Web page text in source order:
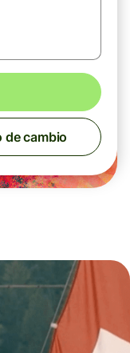
de cambio